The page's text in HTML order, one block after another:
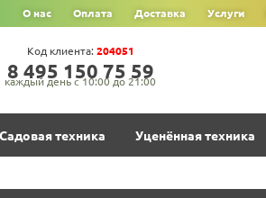
О нас Оплата Доставка Услуги
8‍ 4‍9‍5‍ 1‍5‍0‍ 7‍5‍ 5‍9‍
каждый день с 10:00 до 21:00
Код клиента: 204051
Садовая техника Уценённая техника